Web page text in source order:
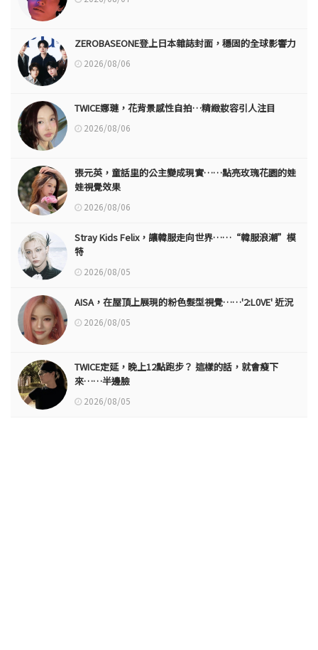
ZEROBASEONE登上日本雜誌封面，穩固的全球影響力
2026/08/06
TWICE娜璉，花背景感性自拍…精緻妝容引人注目
2026/08/06
張元英，童話里的公主變成現實……點亮玫瑰花園的娃
娃視覺效果
2026/08/06
Stray Kids Felix，讓韓服走向世界……“韓服浪潮”模
特
2026/08/05
AISA，在屋頂上展現的粉色髮型視覺……'2:L0VE' 近況
2026/08/05
TWICE定延，晚上12點跑步？ 這樣的話，就會瘦下
來……半邊臉
2026/08/05